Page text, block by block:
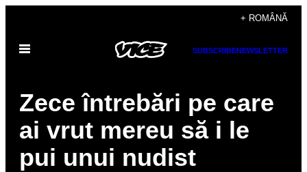
content
+ ROMÂNĂ
Open
SUBSCRIBENEWSLETTER
Zece întrebări pe care
ai vrut mereu să i le
pui unui nudist